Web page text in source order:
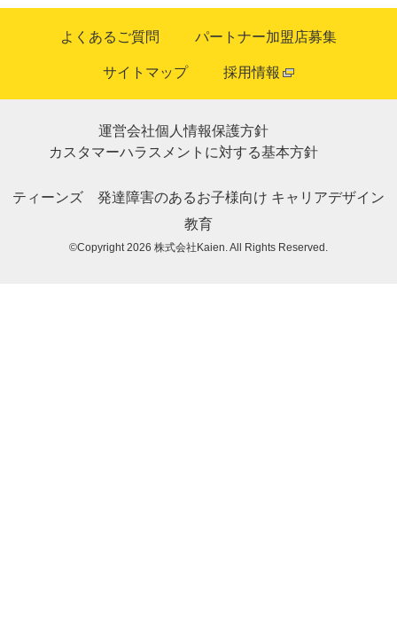
よくあるご質問 パートナー加盟店募集
サイトマップ 採用情報
運営会社個人情報保護方針
カスタマーハラスメントに対する基本方針
ティーンズ 発達障害のあるお子様向け キャリアデザイン
教育
©Copyright 2026 株式会社Kaien. All Rights Reserved.